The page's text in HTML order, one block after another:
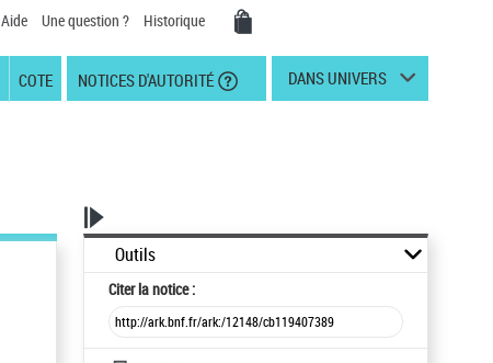
Aide Une question ? Historique
COTE NOTICES D'AUTORITÉ DANS UNIVERS
Outils
Citerla notice :